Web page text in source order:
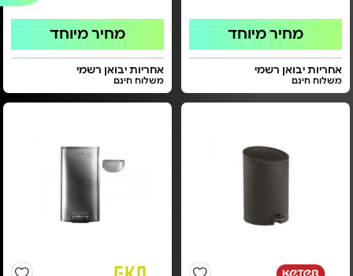
מחיר מיוחד
אחריות יבואן רשמי
משלוח חינם
מחיר מיוחד
אחריות יבואן רשמי
משלוח חינם